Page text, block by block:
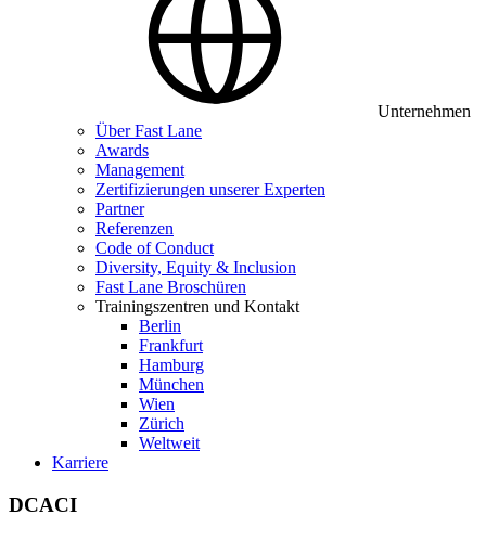
Unternehmen
Über Fast Lane
Awards
Management
Zertifizierungen unserer Experten
Partner
Referenzen
Code of Conduct
Diversity, Equity & Inclusion
Fast Lane Broschüren
Trainingszentren und Kontakt
Berlin
Frankfurt
Hamburg
München
Wien
Zürich
Weltweit
Karriere
DCACI